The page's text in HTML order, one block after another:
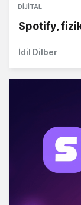
DIJITAL
Spotify,
İdil Dilber